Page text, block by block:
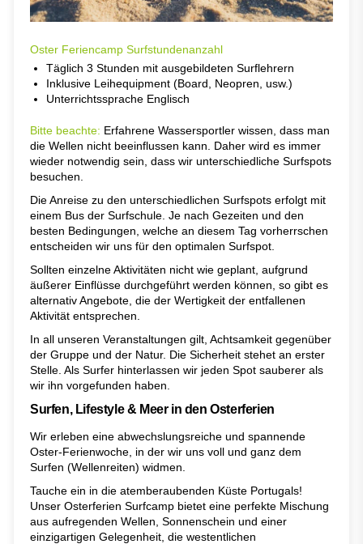
Oster Feriencamp Surfstundenanzahl
Täglich 3 Stunden mit ausgebildeten Surflehrern
Inklusive Leihequipment (Board, Neopren, usw.)
Unterrichtssprache Englisch
Bitte beachte: Erfahrene Wassersportler wissen, dass man
die Wellen nicht beeinflussen kann. Daher wird es immer
wieder notwendig sein, dass wir unterschiedliche Surfspots
besuchen.
Die Anreise zu den unterschiedlichen Surfspots erfolgt mit
einem Bus der Surfschule. Je nach Gezeiten und den
besten Bedingungen, welche an diesem Tag vorherrschen
entscheiden wir uns für den optimalen Surfspot.
Sollten einzelne Aktivitäten nicht wie geplant, aufgrund
äußerer Einflüsse durchgeführt werden können, so gibt es
alternativ Angebote, die der Wertigkeit der entfallenen
Aktivität entsprechen.
In all unseren Veranstaltungen gilt, Achtsamkeit gegenüber
der Gruppe und der Natur. Die Sicherheit stehet an erster
Stelle. Als Surfer hinterlassen wir jeden Spot sauberer als
wir ihn vorgefunden haben.
Surfen, Lifestyle & Meer in den Osterferien
Wir erleben eine abwechslungsreiche und spannende
Oster-Ferienwoche, in der wir uns voll und ganz dem
Surfen (Wellenreiten) widmen.
Tauche ein in die atemberaubenden Küste Portugals!
Unser Osterferien Surfcamp bietet eine perfekte Mischung
aus aufregenden Wellen, Sonnenschein und einer
einzigartigen Gelegenheit, die westentlichen